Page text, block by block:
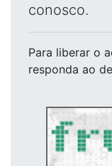
conosco.
Para liberar o
responda ao